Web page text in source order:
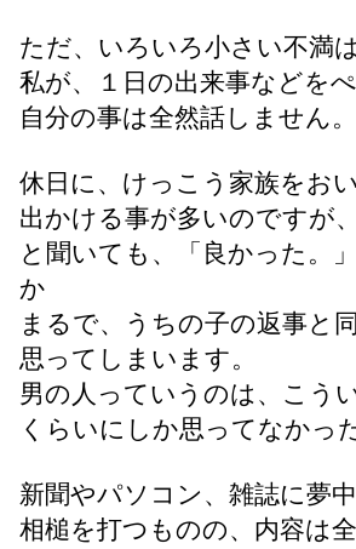
ただ、いろいろ小さい不満
私が、１日の出来事などを
自分の事は全然話しません。
休日に、けっこう家族をお
出かける事が多いのですが
と聞いても、「良かった。
か
まるで、うちの子の返事と
思ってしまいます。
男の人っていうのは、こう
くらいにしか思ってなかっ
新聞やパソコン、雑誌に夢
相槌を打つものの、内容は